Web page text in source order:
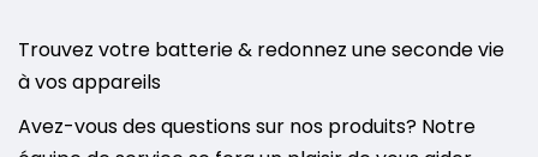
Trouvez votre batterie & redonnez une seconde vie
à vos appareils
Avez-vous des questions sur nos produits? Notre